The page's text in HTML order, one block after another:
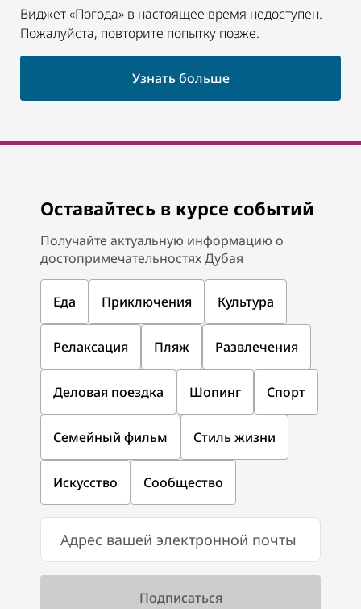
Виджет «Погода» в настоящее время недоступен.
Пожалуйста, повторите попытку позже.
Узнать больше
Оставайтесь в курсе событий
Получайте актуальную информацию о
достопримечательностях Дубая
Еда Приключения Культура
Релаксация Пляж Развлечения
Деловая поездка Шопинг Спорт
Семейный фильм Стиль жизни
Искусство Сообщество